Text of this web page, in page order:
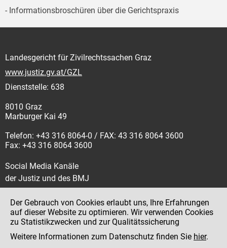
- Informationsbroschüren über die Gerichtspraxis
Landesgericht für Zivilrechtssachen Graz
www.justiz.gv.at/GZL
Dienststelle: 638
8010 Graz
Marburger Kai 49
Telefon: +43 316 8064-0 / FAX: 43 316 8064 3600
Fax: +43 316 8064 3600
Social Media Kanäle
der Justiz und des BMJ
Impressum
Datenschutz
Der Gebrauch von Cookies erlaubt uns, Ihre Erfahrungen
auf dieser Website zu optimieren. Wir verwenden Cookies
zu Statistikzwecken und zur Qualitätssicherung
Weitere Informationen zum Datenschutz finden Sie hier.